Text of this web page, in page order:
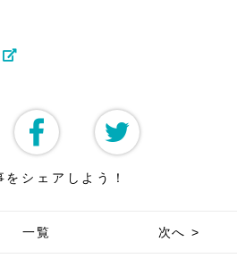
をシェアしよう！
一覧 次へ >